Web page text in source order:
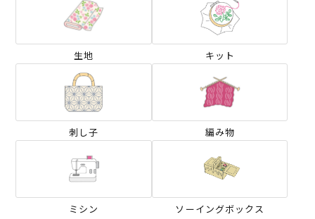
生地 キット
刺し子 編み物
ミシン ソーイングボックス